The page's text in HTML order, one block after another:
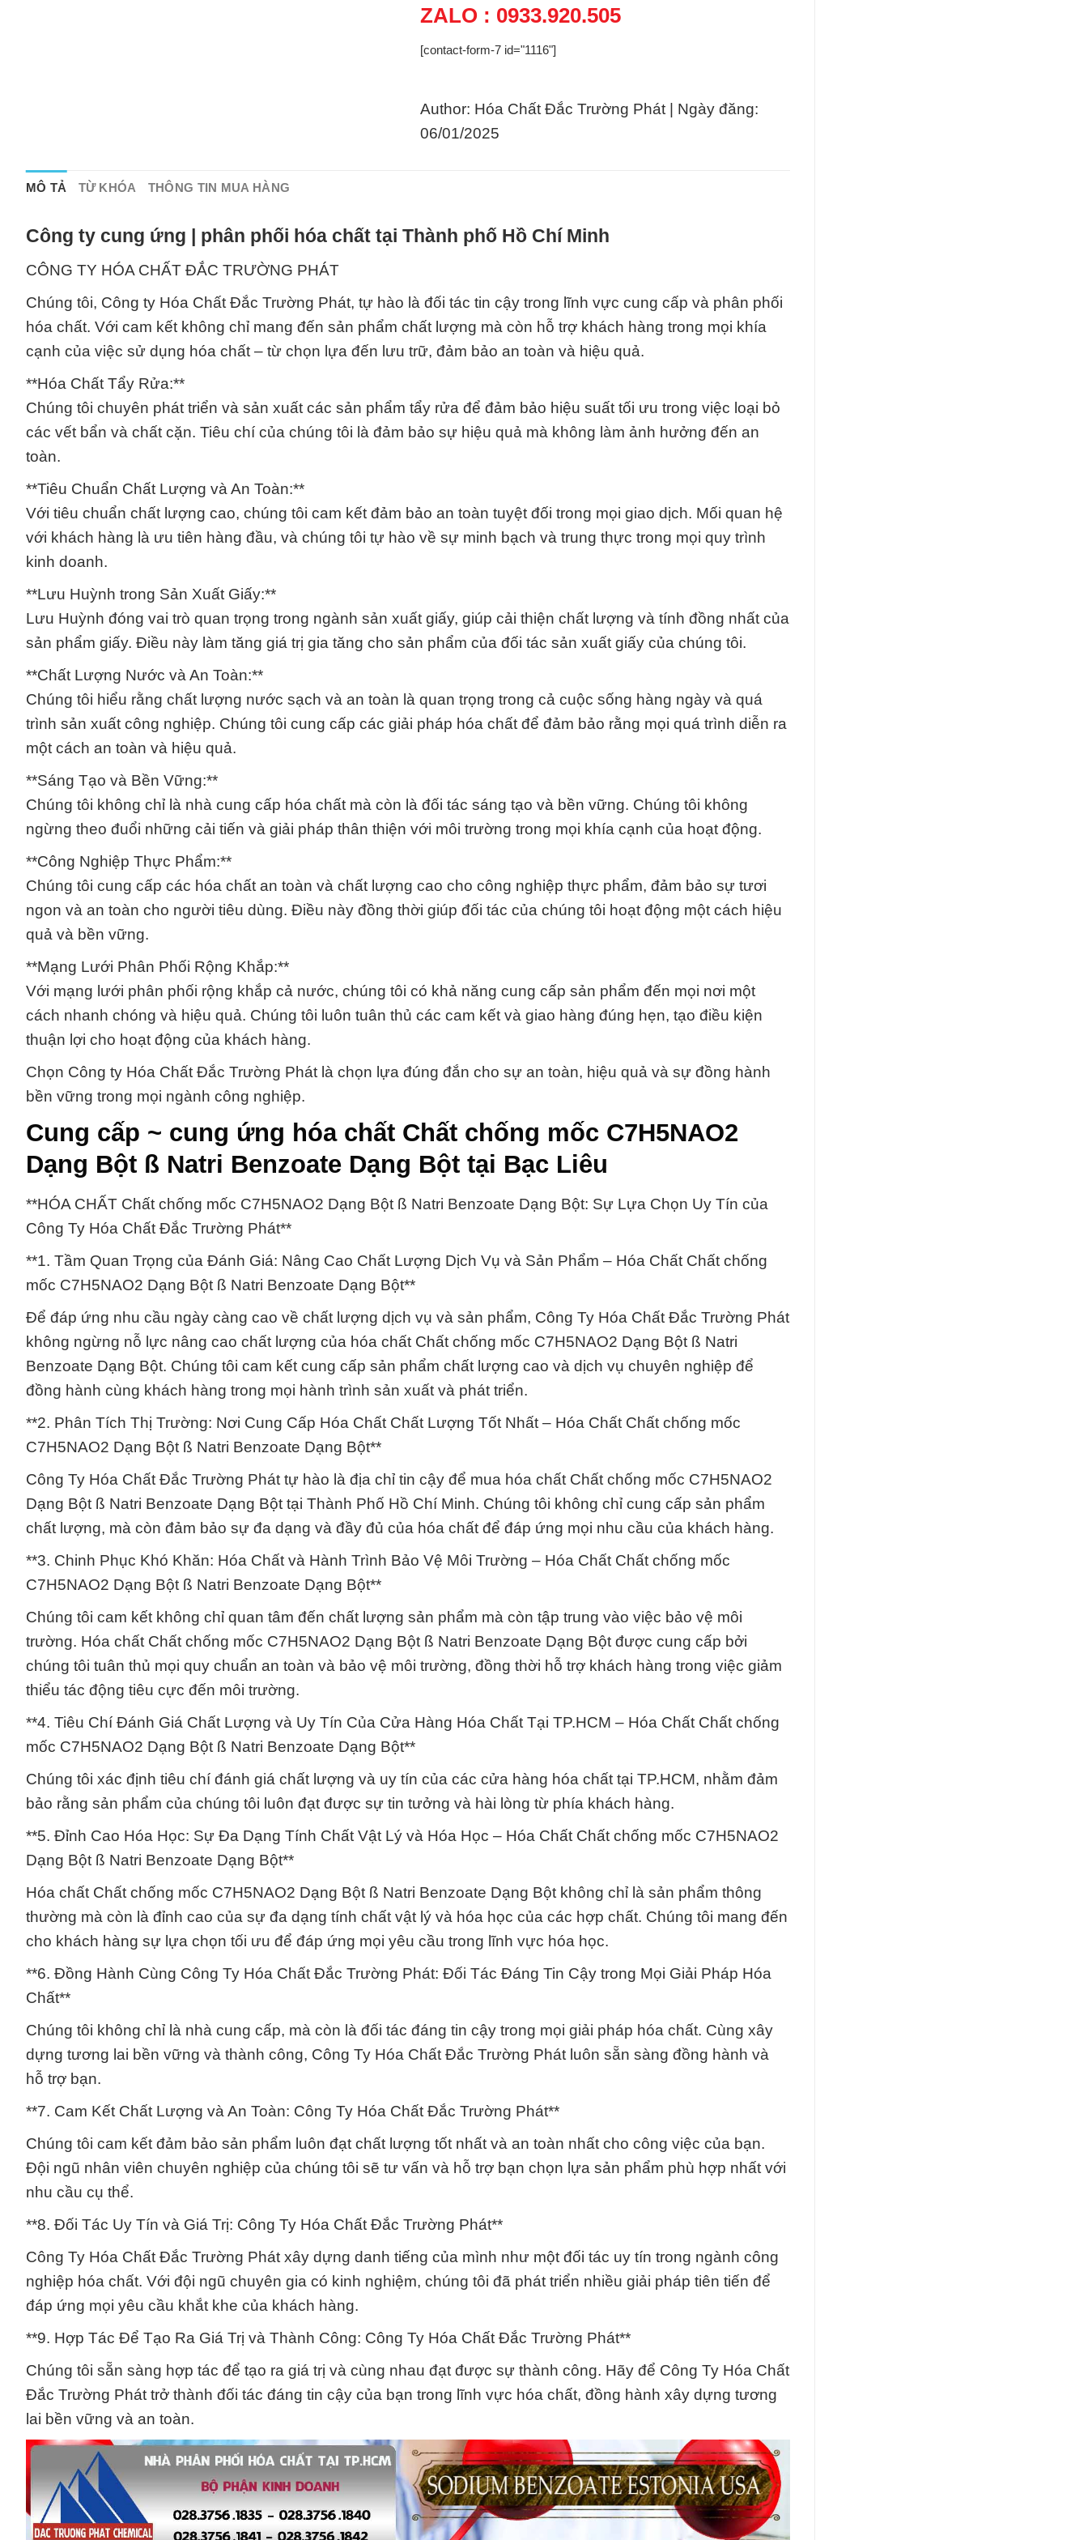
ZALO : 0933.920.505
[contact-form-7 id="1116"]
Author: Hóa Chất Đắc Trường Phát | Ngày đăng:
06/01/2025
MÔ TẢ TỪ KHÓA THÔNG TIN MUA HÀNG
Công ty cung ứng | phân phối hóa chất tại Thành phố Hồ Chí Minh
CÔNG TY HÓA CHẤT ĐẮC TRƯỜNG PHÁT
Chúng tôi, Công ty Hóa Chất Đắc Trường Phát, tự hào là đối tác tin cậy trong lĩnh vực cung cấp và phân phối
hóa chất. Với cam kết không chỉ mang đến sản phẩm chất lượng mà còn hỗ trợ khách hàng trong mọi khía
cạnh của việc sử dụng hóa chất – từ chọn lựa đến lưu trữ, đảm bảo an toàn và hiệu quả.
**Hóa Chất Tẩy Rửa:**
Chúng tôi chuyên phát triển và sản xuất các sản phẩm tẩy rửa để đảm bảo hiệu suất tối ưu trong việc loại bỏ
các vết bẩn và chất cặn. Tiêu chí của chúng tôi là đảm bảo sự hiệu quả mà không làm ảnh hưởng đến an
toàn.
**Tiêu Chuẩn Chất Lượng và An Toàn:**
Với tiêu chuẩn chất lượng cao, chúng tôi cam kết đảm bảo an toàn tuyệt đối trong mọi giao dịch. Mối quan hệ
với khách hàng là ưu tiên hàng đầu, và chúng tôi tự hào về sự minh bạch và trung thực trong mọi quy trình
kinh doanh.
**Lưu Huỳnh trong Sản Xuất Giấy:**
Lưu Huỳnh đóng vai trò quan trọng trong ngành sản xuất giấy, giúp cải thiện chất lượng và tính đồng nhất của
sản phẩm giấy. Điều này làm tăng giá trị gia tăng cho sản phẩm của đối tác sản xuất giấy của chúng tôi.
**Chất Lượng Nước và An Toàn:**
Chúng tôi hiểu rằng chất lượng nước sạch và an toàn là quan trọng trong cả cuộc sống hàng ngày và quá
trình sản xuất công nghiệp. Chúng tôi cung cấp các giải pháp hóa chất để đảm bảo rằng mọi quá trình diễn ra
một cách an toàn và hiệu quả.
**Sáng Tạo và Bền Vững:**
Chúng tôi không chỉ là nhà cung cấp hóa chất mà còn là đối tác sáng tạo và bền vững. Chúng tôi không
ngừng theo đuổi những cải tiến và giải pháp thân thiện với môi trường trong mọi khía cạnh của hoạt động.
**Công Nghiệp Thực Phẩm:**
Chúng tôi cung cấp các hóa chất an toàn và chất lượng cao cho công nghiệp thực phẩm, đảm bảo sự tươi
ngon và an toàn cho người tiêu dùng. Điều này đồng thời giúp đối tác của chúng tôi hoạt động một cách hiệu
quả và bền vững.
**Mạng Lưới Phân Phối Rộng Khắp:**
Với mạng lưới phân phối rộng khắp cả nước, chúng tôi có khả năng cung cấp sản phẩm đến mọi nơi một
cách nhanh chóng và hiệu quả. Chúng tôi luôn tuân thủ các cam kết và giao hàng đúng hẹn, tạo điều kiện
thuận lợi cho hoạt động của khách hàng.
Chọn Công ty Hóa Chất Đắc Trường Phát là chọn lựa đúng đắn cho sự an toàn, hiệu quả và sự đồng hành
bền vững trong mọi ngành công nghiệp.
Cung cấp ~ cung ứng hóa chất Chất chống mốc C7H5NAO2
Dạng Bột ß Natri Benzoate Dạng Bột tại Bạc Liêu
**HÓA CHẤT Chất chống mốc C7H5NAO2 Dạng Bột ß Natri Benzoate Dạng Bột: Sự Lựa Chọn Uy Tín của
Công Ty Hóa Chất Đắc Trường Phát**
**1. Tầm Quan Trọng của Đánh Giá: Nâng Cao Chất Lượng Dịch Vụ và Sản Phẩm – Hóa Chất Chất chống
mốc C7H5NAO2 Dạng Bột ß Natri Benzoate Dạng Bột**
Để đáp ứng nhu cầu ngày càng cao về chất lượng dịch vụ và sản phẩm, Công Ty Hóa Chất Đắc Trường Phát
không ngừng nỗ lực nâng cao chất lượng của hóa chất Chất chống mốc C7H5NAO2 Dạng Bột ß Natri
Benzoate Dạng Bột. Chúng tôi cam kết cung cấp sản phẩm chất lượng cao và dịch vụ chuyên nghiệp để
đồng hành cùng khách hàng trong mọi hành trình sản xuất và phát triển.
**2. Phân Tích Thị Trường: Nơi Cung Cấp Hóa Chất Chất Lượng Tốt Nhất – Hóa Chất Chất chống mốc
C7H5NAO2 Dạng Bột ß Natri Benzoate Dạng Bột**
Công Ty Hóa Chất Đắc Trường Phát tự hào là địa chỉ tin cậy để mua hóa chất Chất chống mốc C7H5NAO2
Dạng Bột ß Natri Benzoate Dạng Bột tại Thành Phố Hồ Chí Minh. Chúng tôi không chỉ cung cấp sản phẩm
chất lượng, mà còn đảm bảo sự đa dạng và đầy đủ của hóa chất để đáp ứng mọi nhu cầu của khách hàng.
**3. Chinh Phục Khó Khăn: Hóa Chất và Hành Trình Bảo Vệ Môi Trường – Hóa Chất Chất chống mốc
C7H5NAO2 Dạng Bột ß Natri Benzoate Dạng Bột**
Chúng tôi cam kết không chỉ quan tâm đến chất lượng sản phẩm mà còn tập trung vào việc bảo vệ môi
trường. Hóa chất Chất chống mốc C7H5NAO2 Dạng Bột ß Natri Benzoate Dạng Bột được cung cấp bởi
chúng tôi tuân thủ mọi quy chuẩn an toàn và bảo vệ môi trường, đồng thời hỗ trợ khách hàng trong việc giảm
thiểu tác động tiêu cực đến môi trường.
**4. Tiêu Chí Đánh Giá Chất Lượng và Uy Tín Của Cửa Hàng Hóa Chất Tại TP.HCM – Hóa Chất Chất chống
mốc C7H5NAO2 Dạng Bột ß Natri Benzoate Dạng Bột**
Chúng tôi xác định tiêu chí đánh giá chất lượng và uy tín của các cửa hàng hóa chất tại TP.HCM, nhằm đảm
bảo rằng sản phẩm của chúng tôi luôn đạt được sự tin tưởng và hài lòng từ phía khách hàng.
**5. Đỉnh Cao Hóa Học: Sự Đa Dạng Tính Chất Vật Lý và Hóa Học – Hóa Chất Chất chống mốc C7H5NAO2
Dạng Bột ß Natri Benzoate Dạng Bột**
Hóa chất Chất chống mốc C7H5NAO2 Dạng Bột ß Natri Benzoate Dạng Bột không chỉ là sản phẩm thông
thường mà còn là đỉnh cao của sự đa dạng tính chất vật lý và hóa học của các hợp chất. Chúng tôi mang đến
cho khách hàng sự lựa chọn tối ưu để đáp ứng mọi yêu cầu trong lĩnh vực hóa học.
**6. Đồng Hành Cùng Công Ty Hóa Chất Đắc Trường Phát: Đối Tác Đáng Tin Cậy trong Mọi Giải Pháp Hóa
Chất**
Chúng tôi không chỉ là nhà cung cấp, mà còn là đối tác đáng tin cậy trong mọi giải pháp hóa chất. Cùng xây
dựng tương lai bền vững và thành công, Công Ty Hóa Chất Đắc Trường Phát luôn sẵn sàng đồng hành và
hỗ trợ bạn.
**7. Cam Kết Chất Lượng và An Toàn: Công Ty Hóa Chất Đắc Trường Phát**
Chúng tôi cam kết đảm bảo sản phẩm luôn đạt chất lượng tốt nhất và an toàn nhất cho công việc của bạn.
Đội ngũ nhân viên chuyên nghiệp của chúng tôi sẽ tư vấn và hỗ trợ bạn chọn lựa sản phẩm phù hợp nhất với
nhu cầu cụ thể.
**8. Đối Tác Uy Tín và Giá Trị: Công Ty Hóa Chất Đắc Trường Phát**
Công Ty Hóa Chất Đắc Trường Phát xây dựng danh tiếng của mình như một đối tác uy tín trong ngành công
nghiệp hóa chất. Với đội ngũ chuyên gia có kinh nghiệm, chúng tôi đã phát triển nhiều giải pháp tiên tiến để
đáp ứng mọi yêu cầu khắt khe của khách hàng.
**9. Hợp Tác Để Tạo Ra Giá Trị và Thành Công: Công Ty Hóa Chất Đắc Trường Phát**
Chúng tôi sẵn sàng hợp tác để tạo ra giá trị và cùng nhau đạt được sự thành công. Hãy để Công Ty Hóa Chất
Đắc Trường Phát trở thành đối tác đáng tin cậy của bạn trong lĩnh vực hóa chất, đồng hành xây dựng tương
lai bền vững và an toàn.